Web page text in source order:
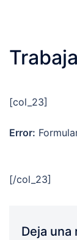
[col_23]
Error:
[/col_23]
Deja una